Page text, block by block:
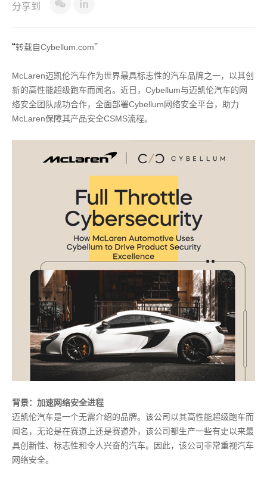
分享到
“转载自Cybellum.com”
McLaren迈凯伦汽车作为世界最具标志性的汽车品牌之一，以其创
新的高性能超级跑车而闻名。近日， Cybellum与迈凯伦汽车的网
络安全团队成功合作，全面部署Cybellum网络安全平台，助力
McLaren保障其产品安全CSMS流程。
背景：加速网络安全进程
迈凯伦汽车是一个无需介绍的品牌。该公司以其高性能超级跑车而
闻名，无论是在赛道上还是赛道外，该公司都生产一些有史以来最
具创新性、标志性和令人兴奋的汽车。因此，该公司非常重视汽车
网络安全。